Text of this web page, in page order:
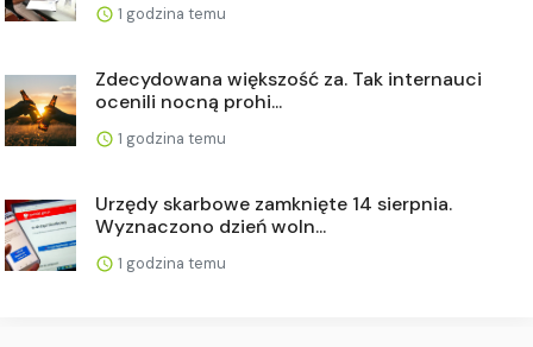
1 godzina temu
Zdecydowana większość za. Tak internauci
ocenili nocną prohi...
1 godzina temu
Urzędy skarbowe zamknięte 14 sierpnia.
Wyznaczono dzień woln...
1 godzina temu